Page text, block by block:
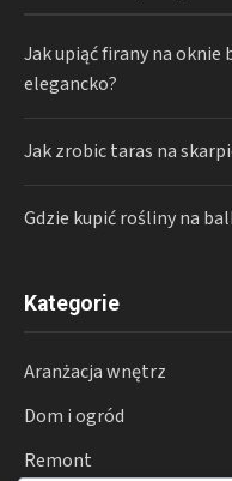
Jak upiąć firany na oknie
elegancko?
Jak zrobic taras na
Gdzie kupić rośliny na
Kategorie
Aranżacja wnętrz
Dom i ogród
Remont